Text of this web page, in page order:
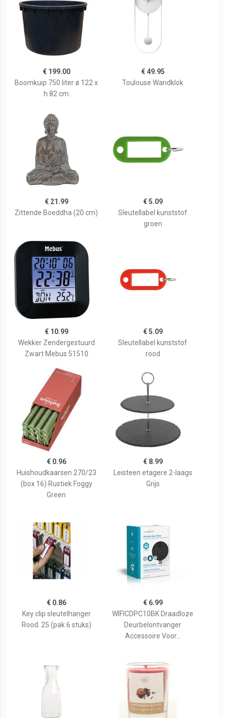
€ 199.00
Boomkuip 750 liter ø 122 x
h.82 cm
€ 49.95
Toulouse Wandklok
€ 21.99
Zittende Boeddha (20 cm)
€ 5.09
Sleutellabel kunststof
groen
€ 10.99
Wekker Zendergestuurd
Zwart Mebus 51510
€ 5.09
Sleutellabel kunststof
rood
€ 0.96
Huishoudkaarsen 270/23
(box 16) Rustiek Foggy
Green
€ 8.99
Leisteen etagere 2-laags
Grijs
€ 0.86
Key clip sleutelhanger
Rood. 25 (pak 6 stuks)
€ 6.99
WIFICDPC10BK Draadloze
Deurbelontvanger
Accessoire Voor...